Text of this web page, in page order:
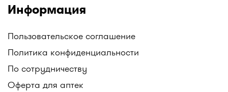
Информация
Пользовательское соглашение
Политика конфиденциальности
По сотрудничеству
Оферта для аптек